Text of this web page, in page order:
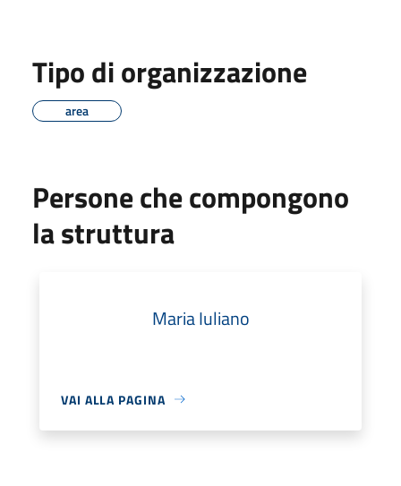
Tipo di organizzazione
area
Persone che compongono
la struttura
Maria Iuliano
VAI ALLA PAGINA